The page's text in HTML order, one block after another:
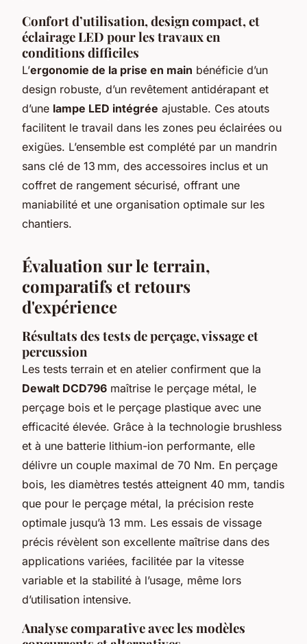
Confort d’utilisation, design compact, et
éclairage LED pour les travaux en
conditions difficiles
L’ergonomie de la prise en main bénéficie d’un
design robuste, d’un revêtement antidérapant et
d’une lampe LED intégrée ajustable. Ces atouts
facilitent le travail dans les zones peu éclairées ou
exigües. L’ensemble est complété par un mandrin
sans clé de 13 mm, des accessoires inclus et un
coffret de rangement sécurisé, offrant une
maniabilité et une organisation optimale sur les
chantiers.
Évaluation sur le terrain,
comparatifs et retours
d'expérience
Résultats des tests de perçage, vissage et
percussion
Les tests terrain et en atelier confirment que la
Dewalt DCD796 maîtrise le perçage métal, le
perçage bois et le perçage plastique avec une
efficacité élevée. Grâce à la technologie brushless
et à une batterie lithium-ion performante, elle
délivre un couple maximal de 70 Nm. En perçage
bois, les diamètres testés atteignent 40 mm, tandis
que pour le perçage métal, la précision reste
optimale jusqu’à 13 mm. Les essais de vissage
précis révèlent son excellente maîtrise dans des
applications variées, facilitée par la vitesse
variable et la stabilité à l’usage, même lors
d’utilisation intensive.
Analyse comparative avec les modèles